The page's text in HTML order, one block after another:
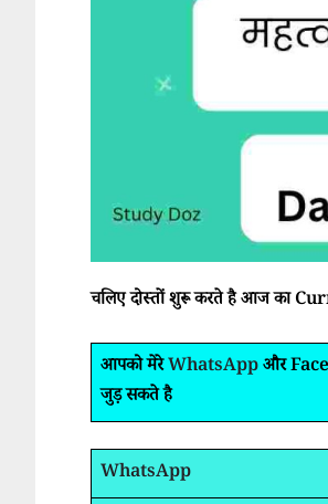
चलिए दोस्तों शुरू करते है आज का
आपको मेरेWhatsAppऔर
जुड़ सकते है
WhatsApp